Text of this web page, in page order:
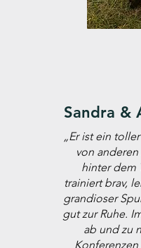
Sandra &
„Er ist ein
von
hinter dem
trainiert brav,
grandioser
gut zur Ruhe.
ab und zu